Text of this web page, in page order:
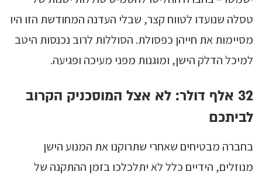
טסלה שנועדו לטווח קצר, שבלי העדנה המחודשת הזו היו
מסיימות את חייהן כפסולת. הסוללות לרוב נכנסות היטב
למיכל הדלק הישן, ומוגנות מפני מעיכה ופגיעה.
32 אלף דולר: לא אצל המוסכניק הקרוב
לביתכם
בחברה מבטיחים שאחרי שתרוקנו את המנוע הישן
מנוזלים, הידיים כלל לא יתלכלכו בזמן ההתקנה של